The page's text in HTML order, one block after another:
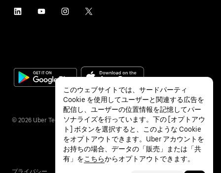
© 2026 Uber Technologies Inc.
プライバシー
このウェブサイトでは、サードパーティ
Cookie を使用してユーザーと関連する広告を
配信し、ユーザーの位置情報を記憶してパー
ソナライズを行っています。下の [オプトアウ
ト] ボタンを選択すると、このような Cookie
をオプトアウトできます。Uber アカウントを
お持ちの場合、データの「販売」または「共
有」をこちらからオプトアウトできます。